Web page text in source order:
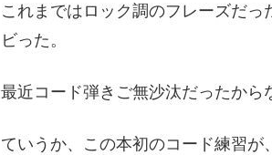
これまではロック調のフレーズだ
ビった。
最近コード弾きご無沙汰だったから
ていうか、この本初のコード練習